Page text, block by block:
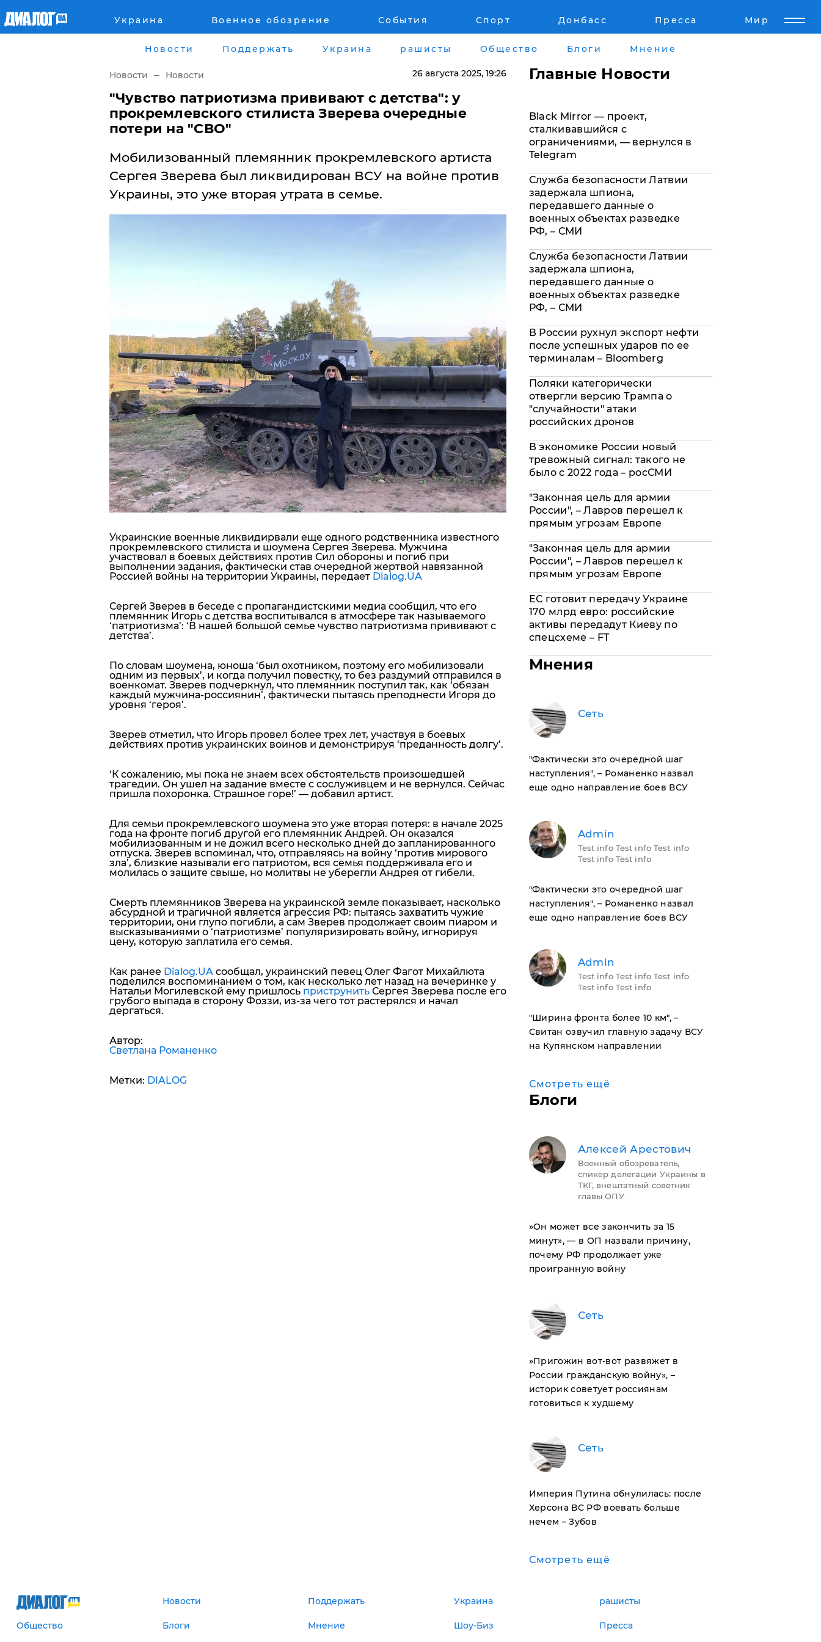
Украина Военное обозрение События Спорт Донбасс Пресса Мир
Военное обозрение
Наука и Техника
Города
Луганск
Киев
Харьков
Днепр
Львов
Война на Донбассе и в Крыму
"ЛНР"
Оккупация Крыма
Новости Крыма
Донбасс
Армия Украины
Лайф стайл
Помощь проекту
Стиль Диалога
Шоу-биз
Культура
Общество
Пресс-релизы
Новости Поддержать Украина рашисты Общество Блоги Мнение
Новости Новости 26 августа 2025, 19:26
"Чувство патриотизма прививают с детства": у
прокремлевского стилиста Зверева очередные
потери на "СВО"
Мобилизованный племянник прокремлевского артиста
Сергея Зверева был ликвидирован ВСУ на войне против
Украины, это уже вторая утрата в семье.
Украинские военные ликвидирвали еще одного родственника известного
прокремлевского стилиста и шоумена Сергея Зверева. Мужчина
участвовал в боевых действиях против Сил обороны и погиб при
выполнении задания, фактически став очередной жертвой навязанной
Россией войны на территории Украины, передает Dialog.UA
Сергей Зверев в беседе с пропагандистскими медиа сообщил, что его
племянник Игорь с детства воспитывался в атмосфере так называемого
‘патриотизма’: ‘В нашей большой семье чувство патриотизма прививают с
детства’.
По словам шоумена, юноша ‘был охотником, поэтому его мобилизовали
одним из первых’, и когда получил повестку, то без раздумий отправился в
военкомат. Зверев подчеркнул, что племянник поступил так, как ‘обязан
каждый мужчина-россиянин’, фактически пытаясь преподнести Игоря до
уровня ‘героя’.
Зверев отметил, что Игорь провел более трех лет, участвуя в боевых
действиях против украинских воинов и демонстрируя ‘преданность долгу’.
‘К сожалению, мы пока не знаем всех обстоятельств произошедшей
трагедии. Он ушел на задание вместе с сослуживцем и не вернулся. Сейчас
пришла похоронка. Страшное горе!’ — добавил артист.
Для семьи прокремлевского шоумена это уже вторая потеря: в начале 2025
года на фронте погиб другой его племянник Андрей. Он оказался
мобилизованным и не дожил всего несколько дней до запланированного
отпуска. Зверев вспоминал, что, отправляясь на войну ‘против мирового
зла’, близкие называли его патриотом, вся семья поддерживала его и
молилась о защите свыше, но молитвы не уберегли Андрея от гибели.
Смерть племянников Зверева на украинской земле показывает, насколько
абсурдной и трагичной является агрессия РФ: пытаясь захватить чужие
территории, они глупо погибли, а сам Зверев продолжает своим пиаром и
высказываниями о ‘патриотизме’ популяризировать войну, игнорируя
цену, которую заплатила его семья.
Как ранее Dialog.UAсообщал, украинский певец Олег Фагот Михайлюта
поделился воспоминанием о том, как несколько лет назад на вечеринке у
Натальи Могилевской ему пришлось приструнитьСергея Зверева после его
грубого выпада в сторону Фоззи, из-за чего тот растерялся и начал
дергаться.
Автор:
Светлана Романенко
Метки: DIALOG
Главные Новости
Black Mirror — проект,
сталкивавшийся с
ограничениями, — вернулся в
Telegram
Служба безопасности Латвии
задержала шпиона,
передавшего данные о
военных объектах разведке
РФ, – СМИ
Служба безопасности Латвии
задержала шпиона,
передавшего данные о
военных объектах разведке
РФ, – СМИ
В России рухнул экспорт нефти
после успешных ударов по ее
терминалам – Bloomberg
Поляки категорически
отвергли версию Трампа о
"случайности" атаки
российских дронов
В экономике России новый
тревожный сигнал: такого не
было с 2022 года – росСМИ
"Законная цель для армии
России", – Лавров перешел к
прямым угрозам Европе
"Законная цель для армии
России", – Лавров перешел к
прямым угрозам Европе
ЕС готовит передачу Украине
170 млрд евро: российские
активы передадут Киеву по
спецсхеме – FT
Мнения
Сеть
​"Фактически это очередной шаг
наступления", – Романенко назвал
еще одно направление боев ВСУ
Admin
Test info Test info Test info
Test info Test info
​"Фактически это очередной шаг
наступления", – Романенко назвал
еще одно направление боев ВСУ
Admin
Test info Test info Test info
Test info Test info
​"Ширина фронта более 10 км", –
Свитан озвучил главную задачу ВСУ
на Купянском направлении
Смотреть ещё
Блоги
Алексей Арестович
Военный обозреватель,
спикер делегации Украины в
ТКГ, внештатный советник
главы ОПУ
​»Он может все закончить за 15
минут», — в ОП назвали причину,
почему РФ продолжает уже
проигранную войну
Сеть
​»Пригожин вот-вот развяжет в
России гражданскую войну», –
историк советует россиянам
готовиться к худшему
Сеть
Империя Путина обнулилась: после
Херсона ВС РФ воевать больше
нечем – Зубов
Смотреть ещё
Новости Поддержать Украина рашисты
Общество Блоги Мнение Шоу-Биз Пресса